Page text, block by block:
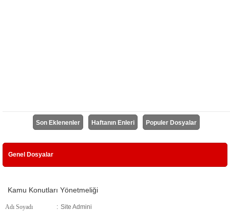
Son Eklenenler Haftanın Enleri Populer Dosyalar
Genel Dosyalar
Kamu Konutları Yönetmeliği
Adı Soyadı : Site Admini